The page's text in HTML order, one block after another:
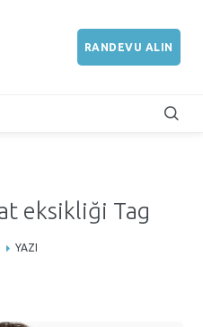
RANDEVU ALIN
eksikliği Tag
YAZI